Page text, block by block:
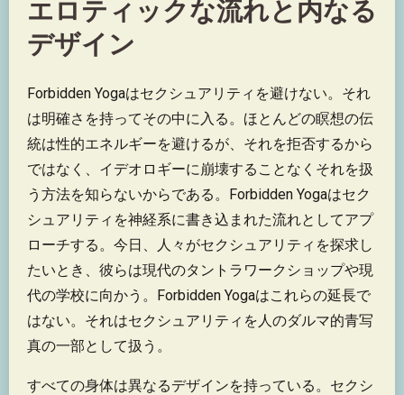
エロティックな流れと内なる
デザイン
Forbidden Yogaはセクシュアリティを避けない。それ
は明確さを持ってその中に入る。ほとんどの瞑想の伝
統は性的エネルギーを避けるが、それを拒否するから
ではなく、イデオロギーに崩壊することなくそれを扱
う方法を知らないからである。Forbidden Yogaはセク
シュアリティを神経系に書き込まれた流れとしてアプ
ローチする。今日、人々がセクシュアリティを探求し
たいとき、彼らは現代のタントラワークショップや現
代の学校に向かう。Forbidden Yogaはこれらの延長で
はない。それはセクシュアリティを人のダルマ的青写
真の一部として扱う。
すべての身体は異なるデザインを持っている。セクシ